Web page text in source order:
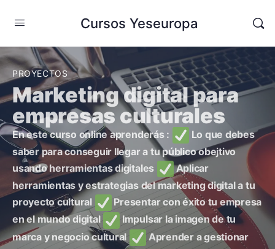
Cursos Yeseuropa
PROYECTOS
Marketing digital para
empresas culturales
En este curso online aprenderás :
Lo que debes
saber para conseguir llegar a tu público obejtivo
usando herramientas digitales
Aplicar
herramientas y estrategias del marketing digital a tu
proyecto cultural
Presentar con éxito tu empresa
en el mundo digital
Impulsar la imagen de tu
marca y negocio cultural
Aprender a gestionar